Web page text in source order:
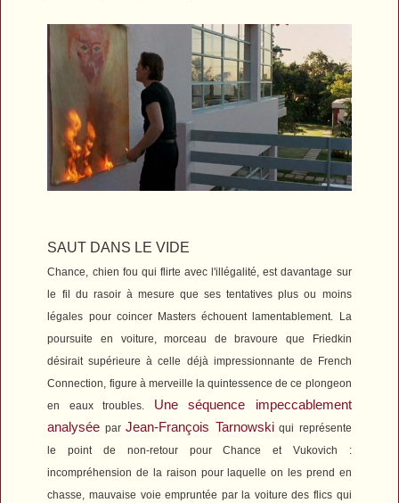
SAUT DANS LE VIDE
Chance, chien fou qui flirte avec l'illégalité, est davantage sur
le fil du rasoir à mesure que ses tentatives plus ou moins
légales pour coincer Masters échouent lamentablement. La
poursuite en voiture, morceau de bravoure que Friedkin
désirait supérieure à celle déjà impressionnante de French
Connection, figure à merveille la quintessence de ce plongeon
en eaux troubles. Une séquence impeccablement
analysée parJean-François Tarnowskiqui représente
le point de non-retour pour Chance et Vukovich :
incompréhension de la raison pour laquelle on les prend en
chasse, mauvaise voie empruntée par la voiture des flics qui